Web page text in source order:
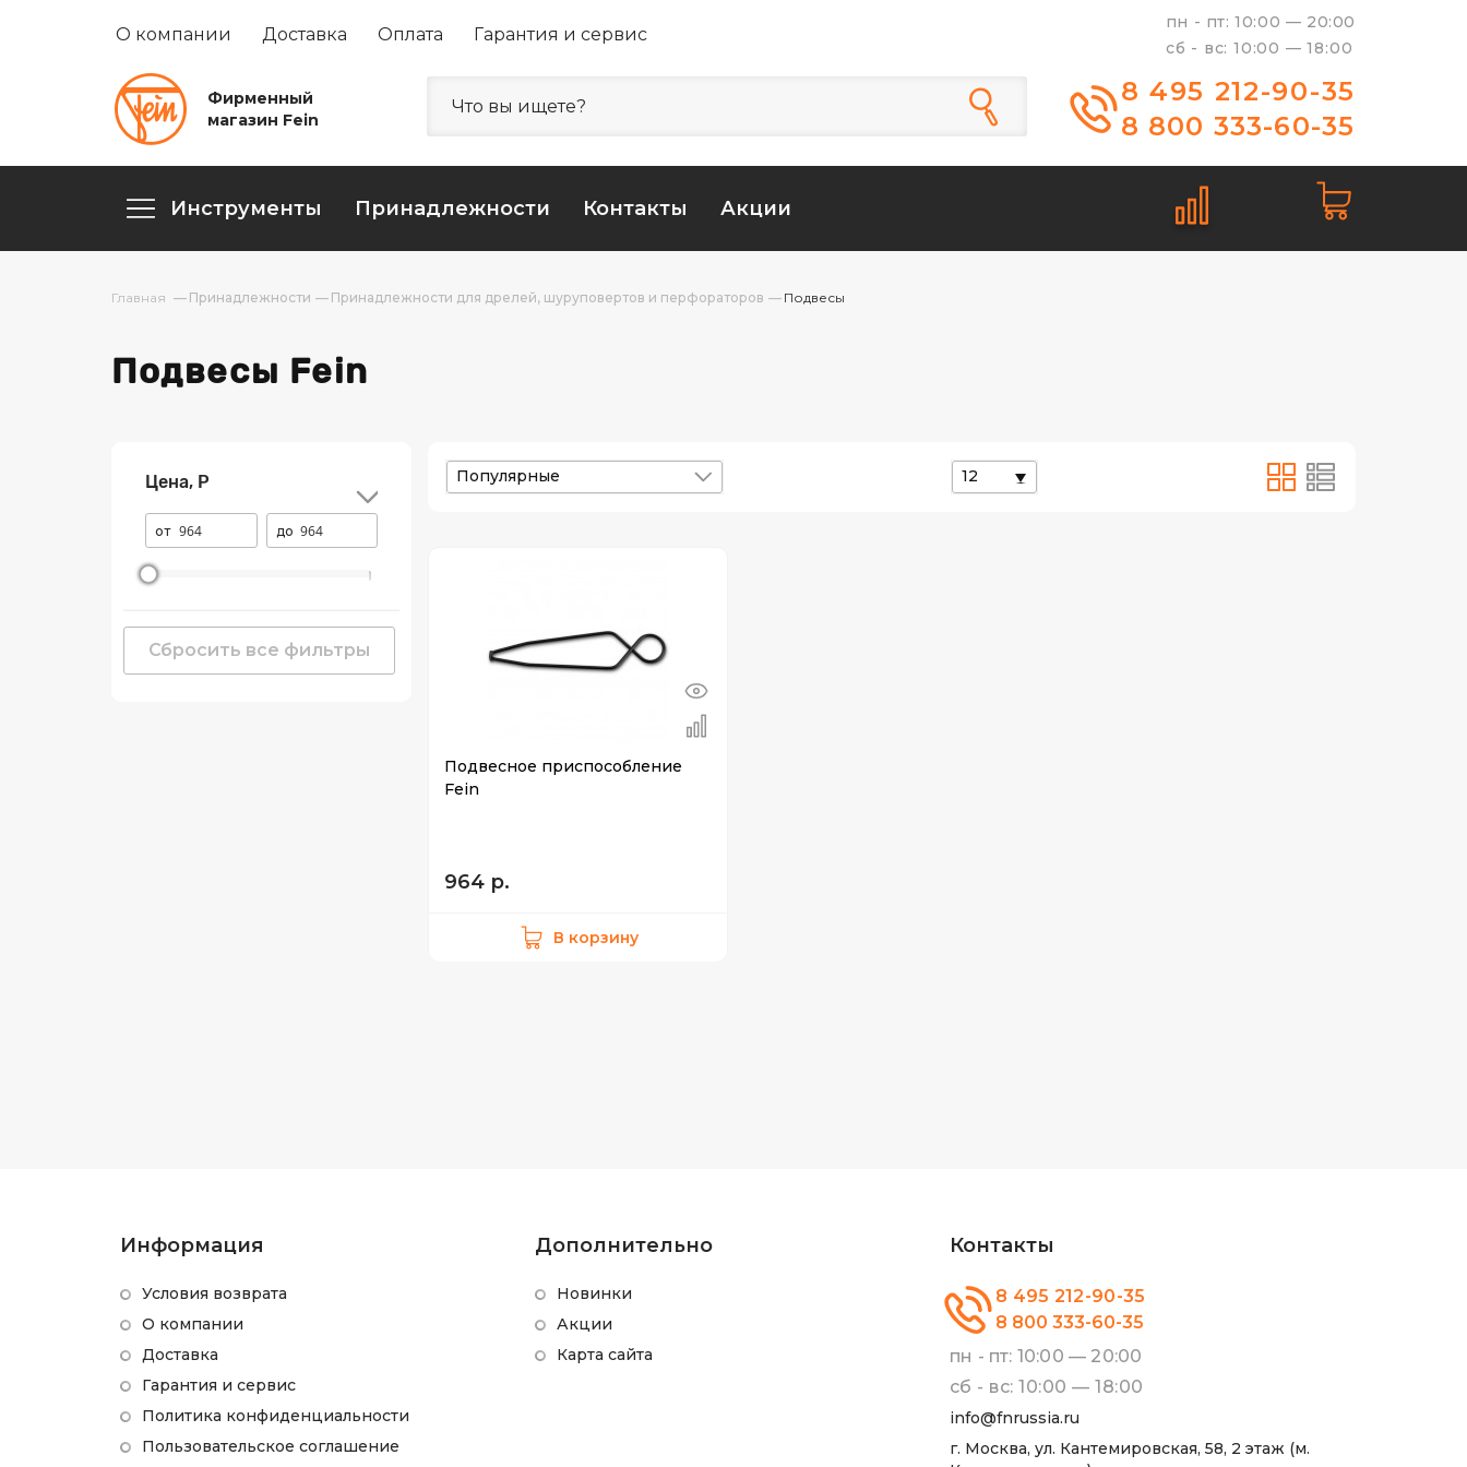
О компании Доставка Оплата Гарантия и сервис
пн - пт: 10:00 — 20:00
сб - вс: 10:00 — 18:00
Фирменный
магазин Fein
8 495 212-90-35
8 800 333-60-35
Инструменты Принадлежности Контакты Акции
Принадлежности Принадлежности для дрелей, шуруповертов и перфораторов Подвесы
Подвесы Fein
Цена, Р
от до
Сбросить все фильтры
Популярные 12
Подвесное приспособление
Fein
964 р.
В корзину
Информация
Условия возврата
О компании
Доставка
Гарантия и сервис
Политика конфиденциальности
Пользовательское соглашение
Дополнительно
Новинки
Акции
Карта сайта
Контакты
8 495 212-90-35
8 800 333-60-35
пн - пт: 10:00 — 20:00
сб - вс: 10:00 — 18:00
info@fnrussia.ru
г. Москва, ул. Кантемировская, 58, 2 этаж (м.